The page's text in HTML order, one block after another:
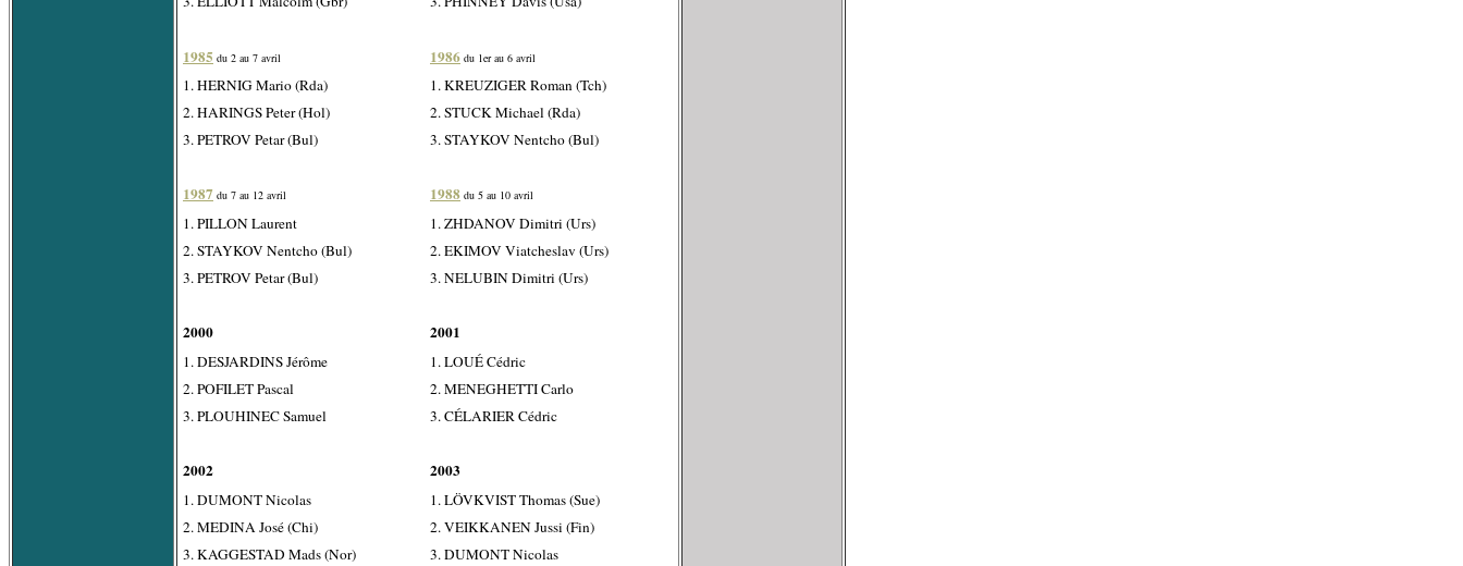
1985 du 2 au 7 avril
1. HERNIG Mario (Rda)
2. HARINGS Peter (Hol)
3. PETROV Petar (Bul)
1987 du 7 au 12 avril
1. PILLON Laurent
2. STAYKOV Nentcho (Bul)
3. PETROV Petar (Bul)
2000
1. DESJARDINS Jérôme
2. POFILET Pascal
3. PLOUHINEC Samuel
2002
1. DUMONT Nicolas
2. MEDINA José (Chi)
3. KAGGESTAD Mads (Nor)
1986 du 1er au 6 avril
1. KREUZIGER Roman (Tch)
2. STUCK Michael (Rda)
3. STAYKOV Nentcho (Bul)
1988 du 5 au 10 avril
1. ZHDANOV Dimitri (Urs)
2. EKIMOV Viatcheslav (Urs)
3. NELUBIN Dimitri (Urs)
2001
1. LOUÉ Cédric
2. MENEGHETTI Carlo
3. CÉLARIER Cédric
2003
1. LÖVKVIST Thomas (Sue)
2. VEIKKANEN Jussi (Fin)
3. DUMONT Nicolas